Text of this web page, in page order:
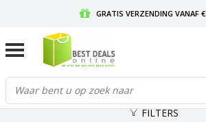
GRATIS VERZENDING VANAF
GRATIS RETOURNEREN EN 30 DAGEN
FILTERS